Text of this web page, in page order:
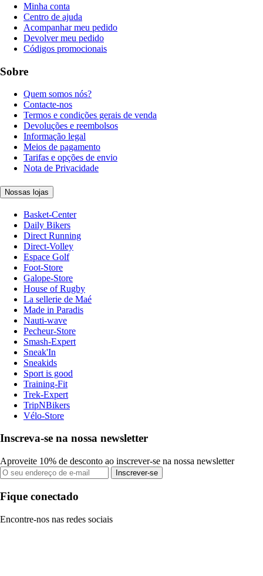
Minha conta
Centro de ajuda
Acompanhar meu pedido
Devolver meu pedido
Códigos promocionais
Sobre
Quem somos nós?
Contacte-nos
Termos e condições gerais de venda
Devoluções e reembolsos
Informação legal
Meios de pagamento
Tarifas e opções de envio
Nota de Privacidade
Nossas lojas
Basket-Center
Daily Bikers
Direct Running
Direct-Volley
Espace Golf
Foot-Store
Galope-Store
House of Rugby
La sellerie de Maé
Made in Paradis
Nauti-wave
Pecheur-Store
Smash-Expert
Sneak'In
Sneakids
Sport is good
Training-Fit
Trek-Expert
TripNBikers
Vélo-Store
Inscreva-se na nossa newsletter
Aproveite 10% de desconto ao inscrever-se na nossa newsletter
Inscrever-se
Fique conectado
Encontre-nos nas redes sociais